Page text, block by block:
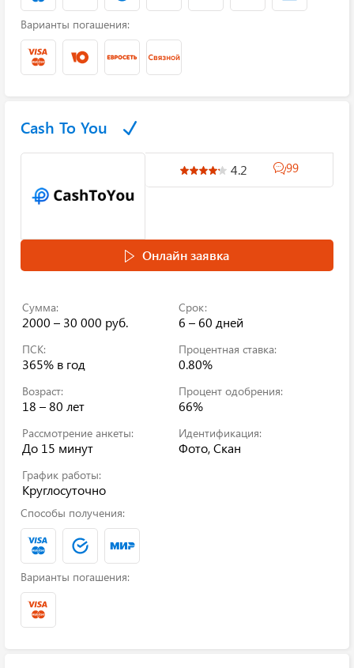
Варианты погашения:
Cash To You
4.2 99
Онлайн заявка
Сумма:
2000 – 30 000 руб.
Срок:
6 – 60 дней
ПСК:
365% в год
Процентная ставка:
0.80%
Возраст:
18 – 80 лет
Процент одобрения:
66%
Рассмотрение анкеты:
До 15 минут
Идентификация:
Фото, Скан
График работы:
Круглосуточно
Способы получения:
Варианты погашения: